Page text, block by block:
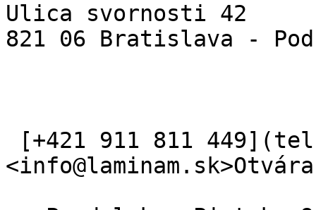
Ulica svornosti 42
821 06 Bratislava -